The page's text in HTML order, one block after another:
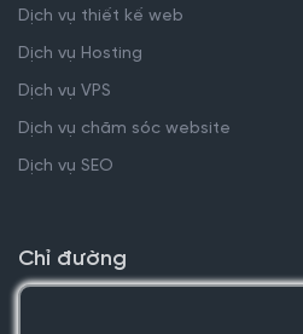
Dịch vụ thiết kế web
Dịch vụ Hosting
Dịch vụ VPS
Dịch vụ chăm sóc website
Dịch vụ SEO
Chỉ đường